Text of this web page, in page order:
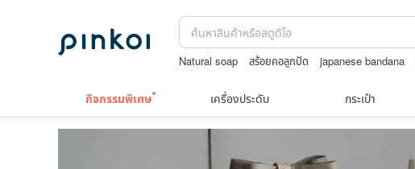
Natural soap สร้อยคอลูกปัด japanese bandana
กิจกรรมพิเศษ เครื่องประดับ กระเป๋า